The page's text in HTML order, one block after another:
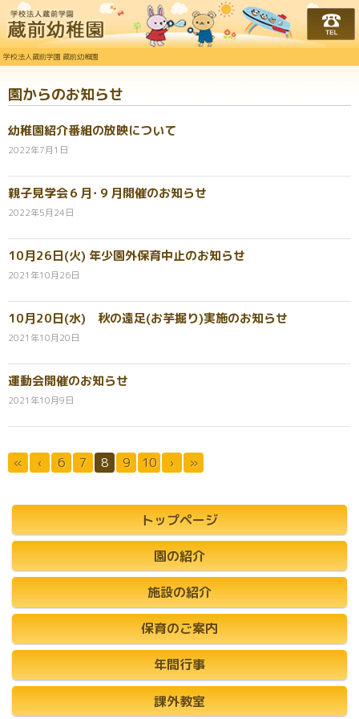
学校法人蔵前学園 蔵前幼
学校法人蔵前学園 蔵前幼稚園
園からのお知らせ
幼稚園紹介番組の放映について
2022年7月1日
親子見学会６月･９月開催のお知らせ
2022年5月24日
10月26日(火) 年少園外保育中止のお知らせ
2021年10月26日
10月20日(水) 秋の遠足(お芋掘り)実施のお知らせ
2021年10月20日
運動会開催のお知らせ
2021年10月9日
« ‹ 6 7 8 9 10 › »
トップページ
園の紹介
施設の紹介
保育のご案内
年間行事
課外教室